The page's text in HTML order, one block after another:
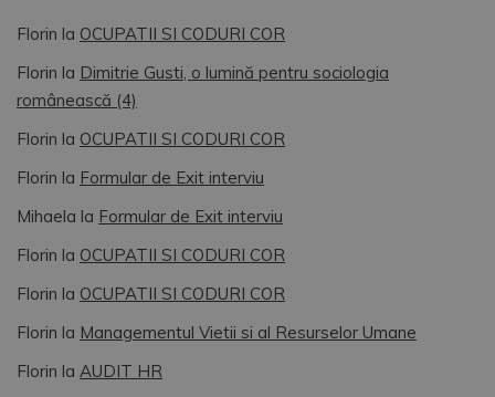
Florin la OCUPATII SI CODURI COR
Florin la Dimitrie Gusti, o lumină pentru sociologia
românească (4)
Florin la OCUPATII SI CODURI COR
Florin la Formular de Exit interviu
Mihaela la Formular de Exit interviu
Florin la OCUPATII SI CODURI COR
Florin la OCUPATII SI CODURI COR
Florin la Managementul Vietii si al Resurselor Umane
Florin la AUDIT HR